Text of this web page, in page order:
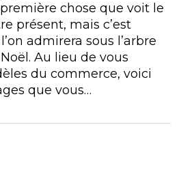
chose que voit le
présent, mais c’est
admirera sous l’arbre
Au lieu de vous
du commerce, voici
que vous…